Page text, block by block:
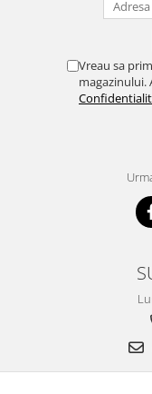
Curatenie si
Vreau sa
magazinului.